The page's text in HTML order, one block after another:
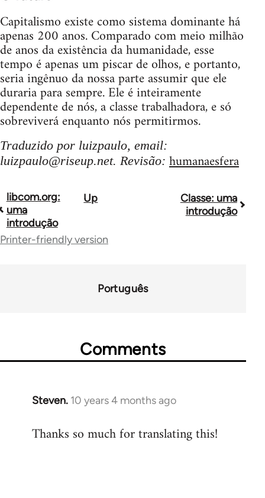
Capitalismo existe como sistema dominante há
apenas 200 anos. Comparado com meio milhão
de anos da existência da humanidade, esse
tempo é apenas um piscar de olhos, e portanto,
seria ingênuo da nossa parte assumir que ele
duraria para sempre. Ele é inteiramente
dependente de nós, a classe trabalhadora, e só
sobreviverá enquanto nós permitirmos.
Traduzido por luizpaulo, email:
luizpaulo@riseup.net. Revisão: humanaesfera
Book
traversal
links
libcom.org:
uma
introdução
Up
Classe: uma
introdução
Printer-friendly version
Português
Comments
Steven. 10 years 4 months ago
In
to
Thanks so much for translating this!